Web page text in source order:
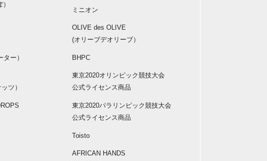
ー）
ツ）
ミニオン
OLIVE des OLIVE
(オリーブデオリーブ）
BHPC
東京2020オリンピック競技大会
公式ライセンス商品
東京2020パラリンピック競技大会
公式ライセンス商品
Toisto
AFRICAN HANDS